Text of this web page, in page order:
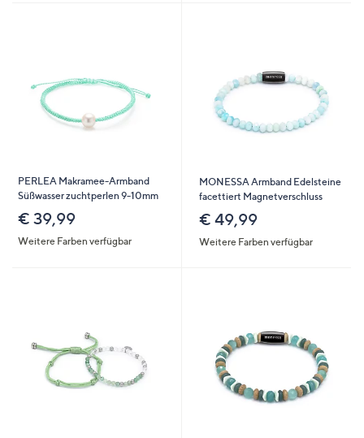
PERLEA Makramee-Armband
Süßwasser zuchtperlen 9-10mm
€ 39,99
Weitere Farben verfügbar
MONESSA Armband Edelsteine
facettiert Magnetverschluss
€ 49,99
Weitere Farben verfügbar